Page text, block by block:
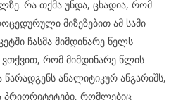
რა თქმა უნდა, ცხადია, რომ
მიზეზებით ამ სამი
ჩასმა მიმდინარე წელს
ვთქვით, რომ მიმდინარე წლის
წარადგენს ანალიტიკურ ანგარიშს,
პრიორიტეტები, რომლებიც